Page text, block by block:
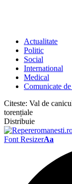
Actualitate
Politic
Social
International
Medical
Comunicate de
Citeste: Val de
torențiale
Distribuie
Font ResizerAa